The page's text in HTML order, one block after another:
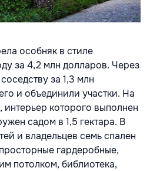
особняк в стиле
за 4,2 млн долларов. Через
за 1,3 млн
и объединили участки. На
которого выполнен
садом в 1,5 гектара. В
и владельцев семь спален
гардеробные,
потолком, библиотека,